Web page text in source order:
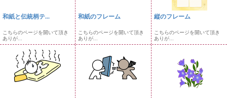
和紙と伝統柄テ...
こちらのページを開いて頂き
ありが...
和紙のフレーム
こちらのページを開いて頂き
ありが...
縦のフレーム
こちらのページを開いて頂き
ありが...